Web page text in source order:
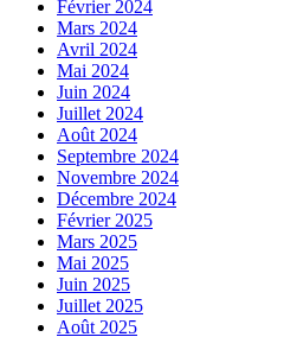
Février 2024
Mars 2024
Avril 2024
Mai 2024
Juin 2024
Juillet 2024
Août 2024
Septembre 2024
Novembre 2024
Décembre 2024
Février 2025
Mars 2025
Mai 2025
Juin 2025
Juillet 2025
Août 2025